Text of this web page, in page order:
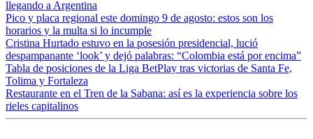
llegando a Argentina
Pico y placa regional este domingo 9 de agosto: estos son los
horarios y la multa si lo incumple
Cristina Hurtado estuvo en la posesión presidencial, lució
despampanante ‘look’ y dejó palabras: “Colombia está por encima”
Tabla de posiciones de la Liga BetPlay tras victorias de Santa Fe,
Tolima y Fortaleza
Restaurante en el Tren de la Sabana: así es la experiencia sobre los
rieles capitalinos